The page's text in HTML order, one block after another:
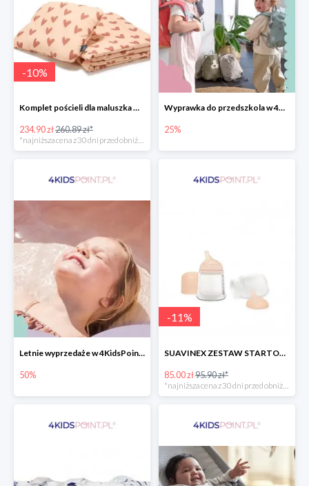
-10%
Komplet pościeli dla maluszka marki La Millou
234.90 zł260.89 zł*
*najniższa cena z 30 dni przed obniżką
Wyprawka do przedszkola w 4KidsPoint do -25%
25%
Letnie wyprzedaże w 4KidsPoint do -50%
50%
-11%
SUAVINEX ZESTAW STARTOWY BUTELKA ZERO ZERO 180 ML
85.00 zł95.90 zł*